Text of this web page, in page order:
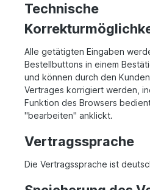
Technische
Alle getätigten Eingaben
Bestellbuttons in einem
und können durch den
Vertrages korrigiert werden,
Funktion des Browsers
"bearbeiten" anklickt.
Vertragssprache
Die Vertragssprache ist